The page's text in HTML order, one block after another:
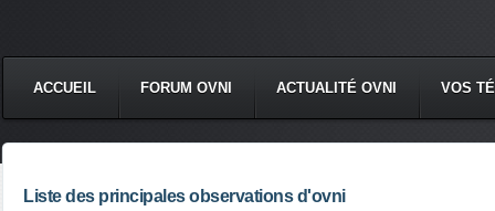
ACCUEIL FORUM OVNI ACTUALITÉ OVNI VOS
Liste des principales observations d'ovni